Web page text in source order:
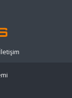
İletişim